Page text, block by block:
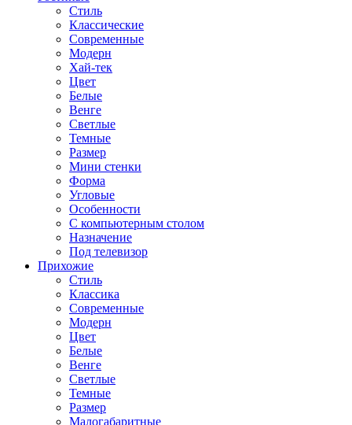
Стиль
Классические
Современные
Модерн
Хай-тек
Цвет
Белые
Венге
Светлые
Темные
Размер
Мини стенки
Форма
Угловые
Особенности
С компьютерным столом
Назначение
Под телевизор
Прихожие
Стиль
Классика
Современные
Модерн
Цвет
Белые
Венге
Светлые
Темные
Размер
Малогабаритные